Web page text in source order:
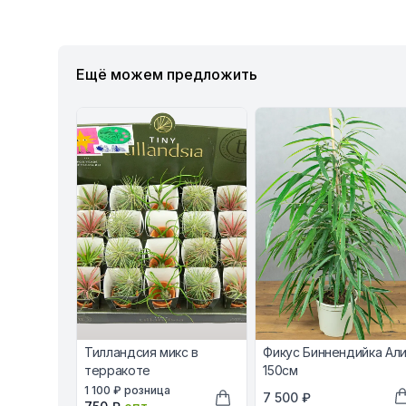
Ещё можем предложить
Тилландсия микс в
терракоте
В наличии, цена в рублях
1 100 ₽ розница
Фикус Биннендийка Али
150см
В наличии, цена в
7 500 ₽